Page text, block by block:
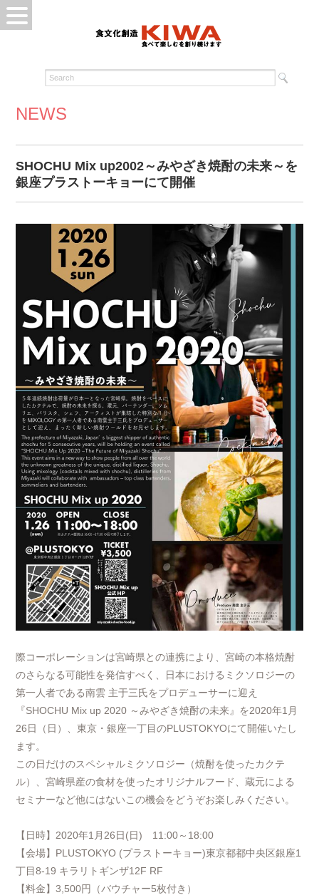
NEWS
SHOCHU Mix up2002～みやざき焼酎の未来～を
銀座プラストーキョーにて開催
際コーポレーションは宮崎県との連携により、宮崎の本格焼酎
のさらなる可能性を発信すべく、日本におけるミクソロジーの
第一人者である南雲 主于三氏をプロデューサーに迎え
『SHOCHU Mix up 2020 ～みやざき焼酎の未来』を2020年1月
26日（日）、東京・銀座一丁目のPLUSTOKYOにて開催いたし
ます。
この日だけのスペシャルミクソロジー（焼酎を使ったカクテ
ル）、宮崎県産の食材を使ったオリジナルフード、蔵元による
セミナーなど他にはないこの機会をどうぞお楽しみください。
【日時】2020年1月26日(日) 11:00～18:00
【会場】PLUSTOKYO (プラストーキョー)東京都都中央区銀座1
丁目8-19 キラリトギンザ12F RF
【料金】3,500円（バウチャー5枚付き）